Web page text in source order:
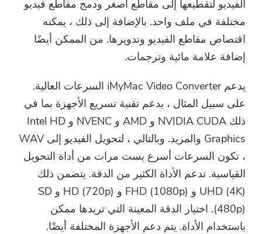
الفيديو لتقطيعها إلى مقاطع أصغر ودمج مقاطع فيديو
مختلفة في ملف واحد. بالإضافة إلى ذلك ، يمكنه
اقتصاص مقاطع الفيديو وتدويرها. من الممكن أيضًا
إضافة علامة مائية وترجمات.
يدعم iMyMac Video Converter السرعات العالية.
على سبيل المثال ، يدعم تقنية تسريع الأجهزة بما في
ذلك NVIDIA CUDA و AMD و NVENC و Intel HD
Graphics والمزيد. وبالتالي ، لتحويل الفيديو إلى WAV
، تكون السرعات أسرع بست مرات من أداة التحويل
القياسية. تدعم الأداة الكثير من الدقة. يتضمن ذلك
UHD (4K) و FHD (1080p) و HD (720p) و SD
(480p). اختيار الدقة المعينة التي تريدها ممكن
باستخدام الأداة. يتم دعم الأجهزة المختلفة أيضًا.